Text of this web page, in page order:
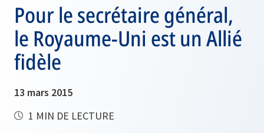
Pour le secrétaire général,
le Royaume-Uni est un Allié
fidèle
13 mars 2015
1 MIN DE LECTURE